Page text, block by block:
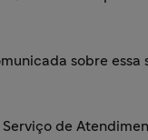
sobre
de